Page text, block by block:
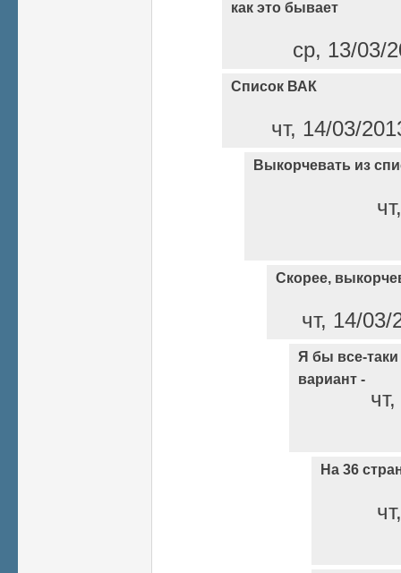
как это бывает
ср, 13/03/
Список ВАК
чт, 14/03/
Выкорчевать из
Скорее,
чт, 14/
Я бы все-
вариант -
На 36